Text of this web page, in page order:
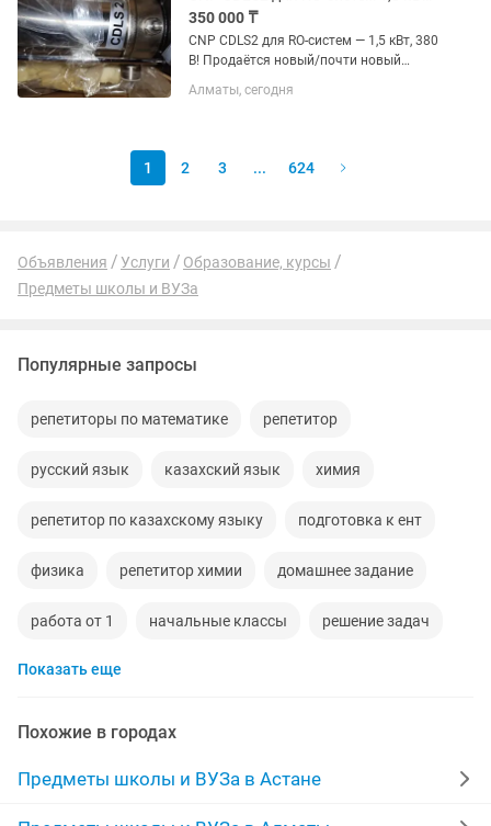
350 000 ₸
CNP CDLS2 для RO-систем — 1,5 кВт, 380
В! Продаётся новый/почти новый
для RO-систем — 1,5 кВт, 380 В! Фото
Алматы, сегодня
1 2 3 ... 624
Объявления Услуги
Образование, курсы
Предметы школы и ВУЗа
Популярные запросы
репетиторы по математике репетитор
русский язык казахский язык химия
репетитор по казахскому языку подготовка к ент
физика репетитор химии домашнее задание
работа от 1 начальные классы решение задач
100 педагога
сор онлайн репетитор химии диплом
Показать еще
Похожие в городах
Предметы школы и ВУЗа в Астане